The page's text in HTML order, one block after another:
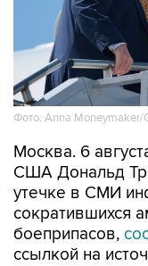
Фото: Anna Moneymaker/
Москва. 6
США Дональд
утечке в СМИ
сократившихся
боеприпасов,
ссылкой на